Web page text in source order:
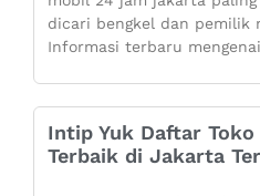
dicari bengkel dan pemilik
Informasi terbaru
Intip Yuk Daftar
Terbaik di Jakarta